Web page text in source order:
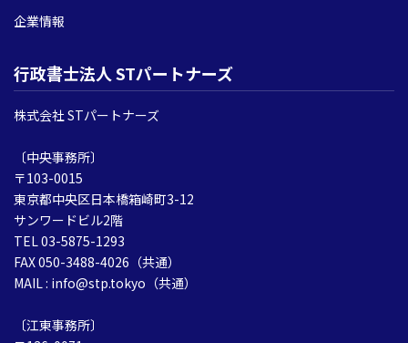
企業情報
行政書士法人 STパートナーズ
株式会社 STパートナーズ
〔中央事務所〕
〒103-0015
東京都中央区日本橋箱崎町3-12
サンワードビル2階
TEL 03-5875-1293
FAX 050-3488-4026（共通）
MAIL : info@stp.tokyo（共通）
〔江東事務所〕